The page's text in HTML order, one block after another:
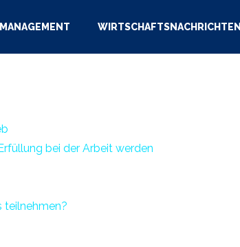
MANAGEMENT WIRTSCHAFTSNACHRICHTEN
bei der Arbeit werden
teilnehmen?